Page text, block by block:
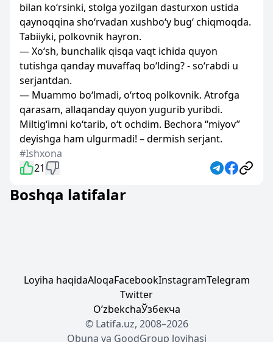
bilan ko‘rsinki, stolga yozilgan dasturxon ustida
qaynoqqina sho‘rvadan xushbo‘y bug‘ chiqmoqda.
Tabiiyki, polkovnik hayron.
— Xo‘sh, bunchalik qisqa vaqt ichida quyon
tutishga qanday muvaffaq bo‘lding? - so‘rabdi u
serjantdan.
— Muammo bo‘lmadi, o‘rtoq polkovnik. Atrofga
qarasam, allaqanday quyon yugurib yuribdi.
Miltig‘imni ko‘tarib, o‘t ochdim. Bechora “miyov”
deyishga ham ulgurmadi! – dermish serjant.
#Ishxona
21
Boshqa latifalar
Loyiha haqidaAloqaFacebookInstagramTelegram
Twitter
OʼzbekchaЎзбекча
© Latifa.uz, 2008–2026
Obuna va GoodGroup loyihasi